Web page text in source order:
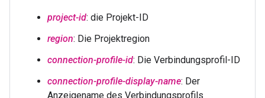
project-id: die Projekt-ID
region: Die Projektregion
connection-profile-id: Die Verbindungsprofil-ID
connection-profile-display-name: Der
Anzeigename des Verbindungsprofils